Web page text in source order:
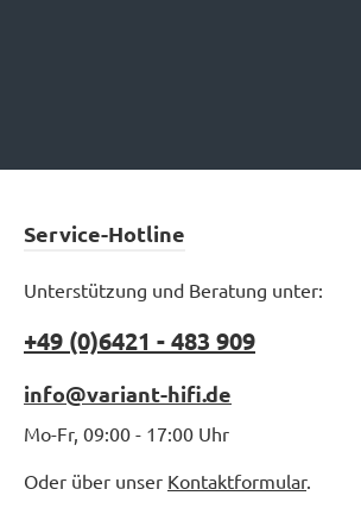
Service-Hotline
Unterstützung und Beratung unter:
+49 (0)6421 - 483 909
info@variant-hifi.de
Mo-Fr, 09:00 - 17:00 Uhr
Oder über unser Kontaktformular.